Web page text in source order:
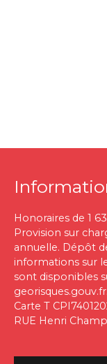
Honoraires de 1
Provision sur
annuelle. Dépôt
informations sur
sont disponibles
georisques.gouv.fr.
Carte T
RUE Henri